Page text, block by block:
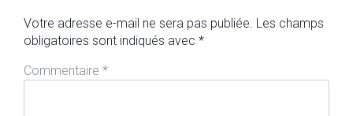
Votre adresse e-mail ne sera pas publiée. Les champs
obligatoires sont indiqués avec *
Commentaire *